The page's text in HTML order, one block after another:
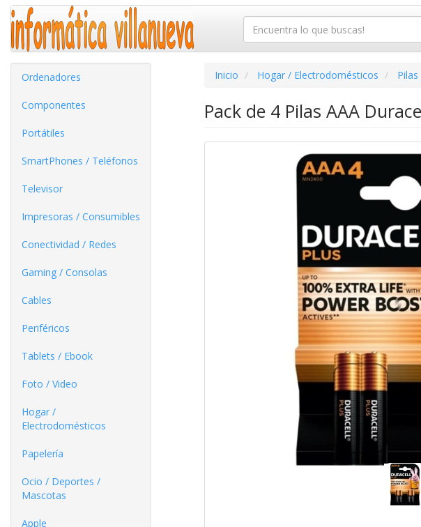
Ordenadores
Componentes
Portátiles
SmartPhones / Teléfonos
Televisor
Impresoras / Consumibles
Conectividad / Redes
Gaming / Consolas
Cables
Periféricos
Tablets / Ebook
Foto / Video
Hogar /
Electrodomésticos
Papelería
Ocio / Deportes /
Mascotas
Apple
Inicio Hogar / Electrodomésticos
Pack de 4 Pilas AAA